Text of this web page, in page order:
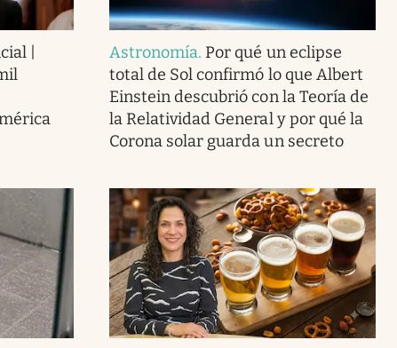
|
Astronomía. Por qué un eclipse
total de Sol confirmó lo que Albert
Einstein descubrió con la Teoría de
la Relatividad General y por qué la
Corona solar guarda un secreto